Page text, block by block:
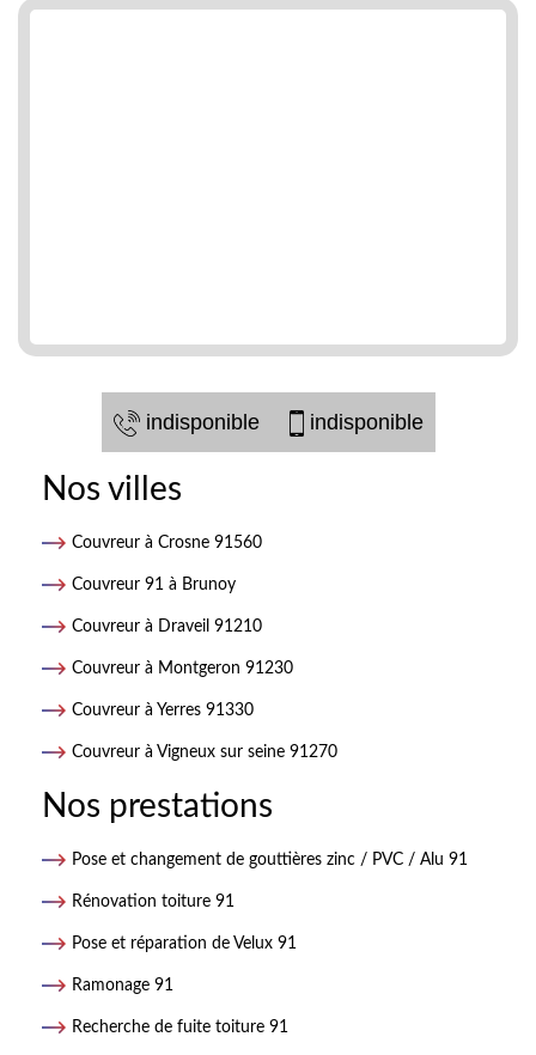
indisponible indisponible
Nos villes
Couvreur à Crosne 91560
Couvreur 91 à Brunoy
Couvreur à Draveil 91210
Couvreur à Montgeron 91230
Couvreur à Yerres 91330
Couvreur à Vigneux sur seine 91270
Nos prestations
Pose et changement de gouttières zinc / PVC / Alu 91
Rénovation toiture 91
Pose et réparation de Velux 91
Ramonage 91
Recherche de fuite toiture 91